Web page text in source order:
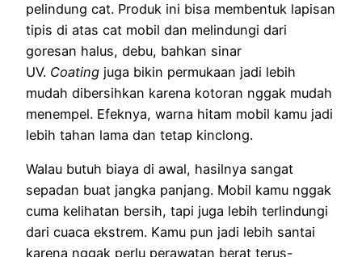
pelindung cat. Produk ini bisa membentuk lapisan
tipis di atas cat mobil dan melindungi dari
goresan halus, debu, bahkan sinar
UV. Coating juga bikin permukaan jadi lebih
mudah dibersihkan karena kotoran nggak mudah
menempel. Efeknya, warna hitam mobil kamu jadi
lebih tahan lama dan tetap kinclong.
Walau butuh biaya di awal, hasilnya sangat
sepadan buat jangka panjang. Mobil kamu nggak
cuma kelihatan bersih, tapi juga lebih terlindungi
dari cuaca ekstrem. Kamu pun jadi lebih santai
karena nggak perlu perawatan berat terus-